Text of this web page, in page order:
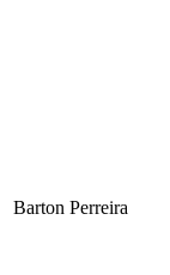
Barton Perreira